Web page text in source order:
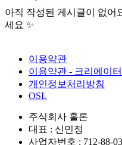
아직 작성된 게시글이 없어
세요 ✨
이용약관
이용약관 - 크리에이터
개인정보처리방침
OSL
주식회사 홀론
대표 : 신민정
사업자번호 : 712-88-